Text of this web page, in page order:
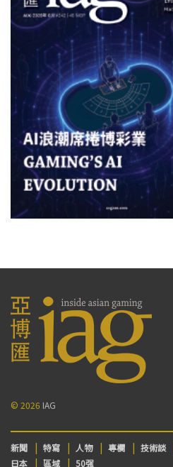
© 2026 IAG
新聞 特寫 人物 專欄 技術談
日本
區域 50强